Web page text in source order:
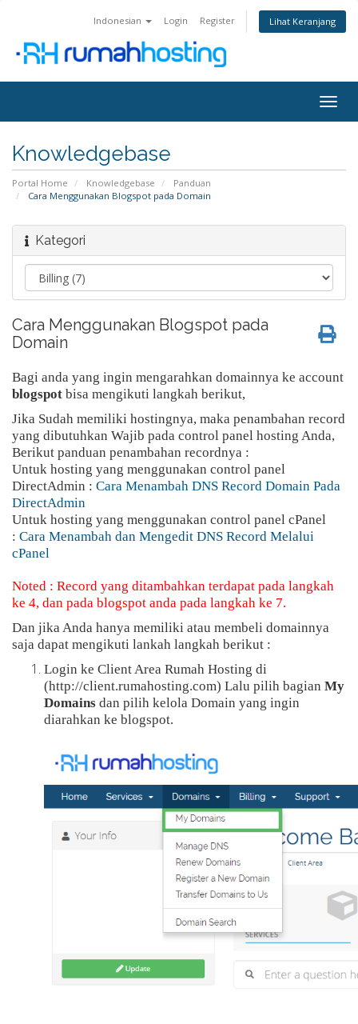
Indonesian Login Register Lihat Keranjang
Knowledgebase
Portal Home Knowledgebase
Panduan
Cara Menggunakan Blogspot pada Domain
Kategori
Cara Menggunakan Blogspot pada
Domain
Bagi anda yang ingin mengarahkan domainnya ke account
blogspot bisa mengikuti langkah berikut,
Jika Sudah memiliki hostingnya, maka penambahan record
yang dibutuhkan Wajib pada control panel hosting Anda,
Berikut panduan penambahan recordnya :
Untuk hosting yang menggunakan control panel
DirectAdmin : Cara Menambah DNS Record Domain Pada
DirectAdmin
Untuk hosting yang menggunakan control panel cPanel
: Cara Menambah dan Mengedit DNS Record Melalui
cPanel
Noted : Record yang ditambahkan terdapat pada langkah
ke 4, dan pada blogspot anda pada langkah ke 7.
Dan jika Anda hanya memiliki atau membeli domainnya
saja dapat mengikuti lankah langkah berikut :
Login ke Client Area Rumah Hosting di
(http://client.rumahosting.com) Lalu pilih bagian My
Domains dan pilih kelola Domain yang ingin
diarahkan ke blogspot.